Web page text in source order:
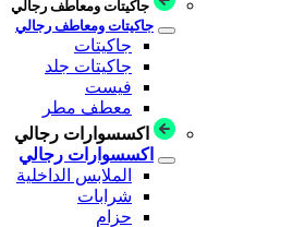
جاكيتات ومعاطف رجالي
جاكيتات ومعاطف رجالي
جاكيتات
جاكيتات جلد
فيست
معطف مطر
اكسسوارات رجالي
اكسسوارات رجالي
الملابس الداخلية
شرابات
حزام